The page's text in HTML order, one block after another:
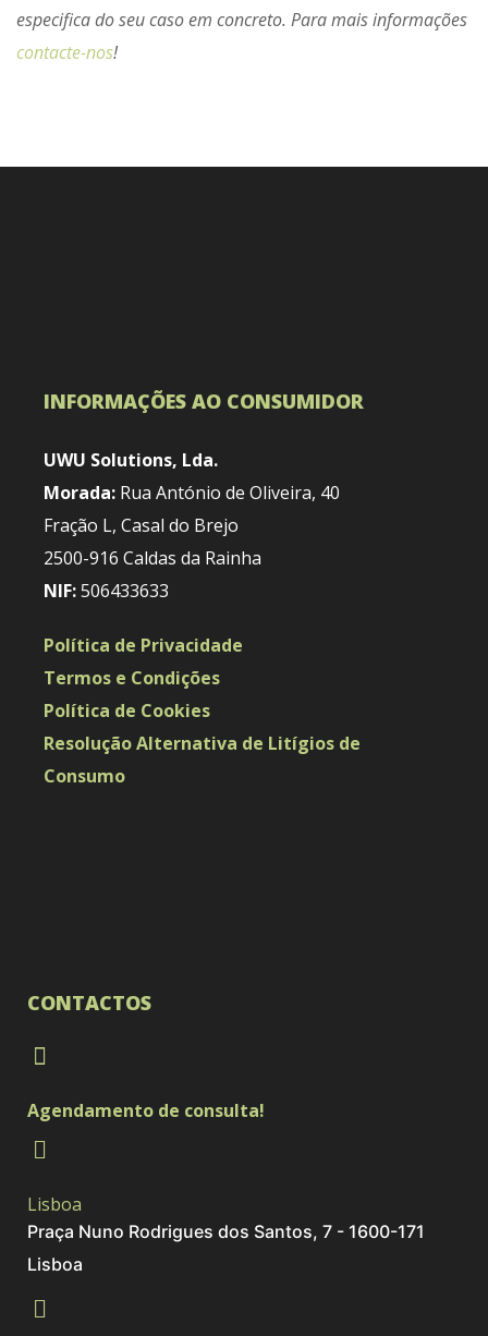
especifica do seu caso em concreto. Para mais informações
contacte-nos!
INFORMAÇÕES AO CONSUMIDOR
UWU Solutions, Lda.
Morada: Rua António de Oliveira, 40
Fração L, Casal do Brejo
2500-916 Caldas da Rainha
NIF:506433633
Política de Privacidade
Termos e Condições
Política de Cookies
Resolução Alternativa de Litígios de
Consumo
CONTACTOS
Agendamento de consulta!
Lisboa
Praça Nuno Rodrigues dos Santos, 7 - 1600-171
Lisboa